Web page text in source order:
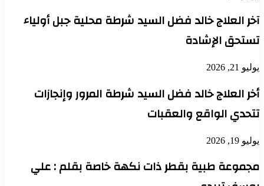
آخر العلاج خالد فضل السيد شرطة محلية جبل أولياء
تستحق الإشادة
يوليو 21, 2026
أخر العلاج خالد فضل السيد شرطة المرور وإنجازات
تتحدي الواقع والعقبات
يوليو 19, 2026
مجموعة طبية بقطر ذات نكهة خاصة بقلم : علي